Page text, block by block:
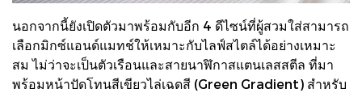
นอกจากนี้ยังเปิดตัวมาพร้อมกับอีก 4 ดีไซน์ที่ผู้สวมใส่สามารถ
เลือกมิกซ์แอนด์แมทช์ให้เหมาะกับไลฟ์สไตล์ได้อย่างเหมาะ
สม ไม่ว่าจะเป็นตัวเรือนและสายนาฬิกาสแตนเลสสตีล ที่มา
พร้อมหน้าปัดโทนสีเขียวไล่เฉดสี (Green Gradient) สำหรับ